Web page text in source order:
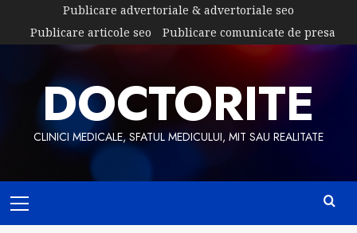
content
Publicare advertoriale & advertoriale seo
Publicare articole seo
Publicare comunicate de presa
DOCTORITE
CLINICI MEDICALE, SFATUL MEDICULUI, MIT SAU REALITATE
Menu